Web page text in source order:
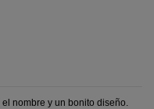
nombre y un bonito diseño.